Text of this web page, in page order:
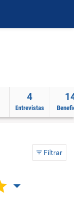
4
Entrevistas
Filtrar